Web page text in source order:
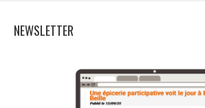
NEWSLETTER